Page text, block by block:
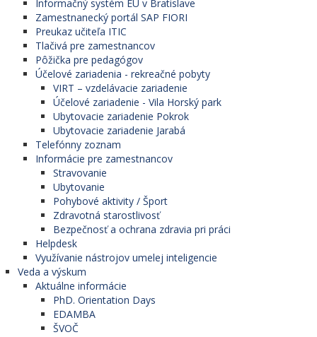
Informačný systém EU v Bratislave
Zamestnanecký portál SAP FIORI
Preukaz učiteľa ITIC
Tlačivá pre zamestnancov
Pôžička pre pedagógov
Účelové zariadenia - rekreačné pobyty
VIRT – vzdelávacie zariadenie
Účelové zariadenie - Vila Horský park
Ubytovacie zariadenie Pokrok
Ubytovacie zariadenie Jarabá
Telefónny zoznam
Informácie pre zamestnancov
Stravovanie
Ubytovanie
Pohybové aktivity / Šport
Zdravotná starostlivosť
Bezpečnosť a ochrana zdravia pri práci
Helpdesk
Využívanie nástrojov umelej inteligencie
Veda a výskum
Aktuálne informácie
PhD. Orientation Days
EDAMBA
ŠVOČ